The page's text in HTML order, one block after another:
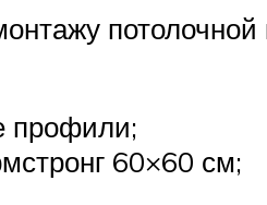
профили;
60×60 см;